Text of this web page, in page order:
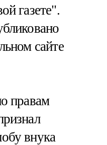
газете".
сайте
правам
внука